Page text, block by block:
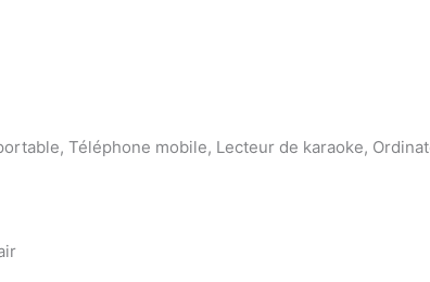
Téléphone mobile, Lecteur de karaoke,